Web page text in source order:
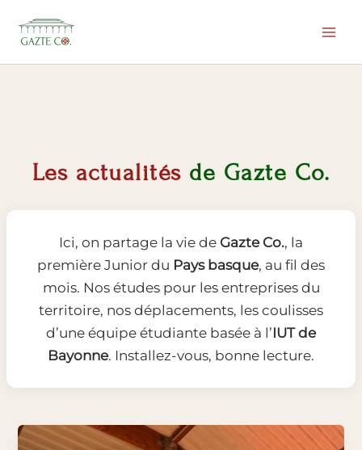
contenu
Les actualités de Gazte Co.
Ici, on partage la vie de Gazte Co., la
première Junior du Pays basque, au fil des
mois. Nos études pour les entreprises du
territoire, nos déplacements, les coulisses
d’une équipe étudiante basée à l’IUT de
Bayonne. Installez-vous, bonne lecture.